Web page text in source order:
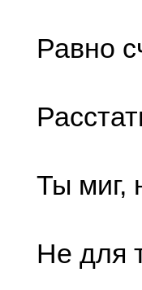
Равно
Ты миг,
Не для